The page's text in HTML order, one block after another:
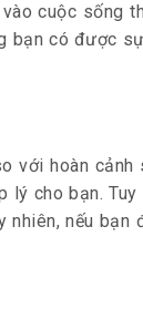
cuộc sống
bạn có được
với hoàn
cho bạn.
nếu